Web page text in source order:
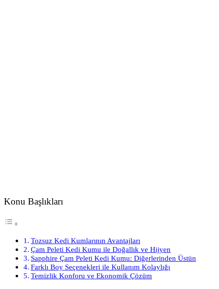
Konu Başlıkları
Tozsuz Kedi Kumlarının Avantajları
Çam Peleti Kedi Kumu ile Doğallık ve Hijyen
Sapphire Çam Peleti Kedi Kumu: Diğerlerinden Üstün
Farklı Boy Seçenekleri ile Kullanım Kolaylığı
Temizlik Konforu ve Ekonomik Çözüm